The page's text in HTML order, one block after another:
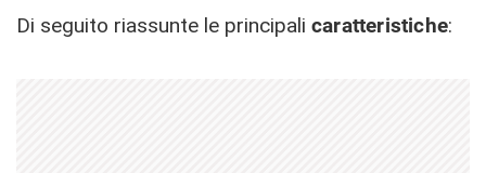
Di seguito riassunte le principali caratteristiche: